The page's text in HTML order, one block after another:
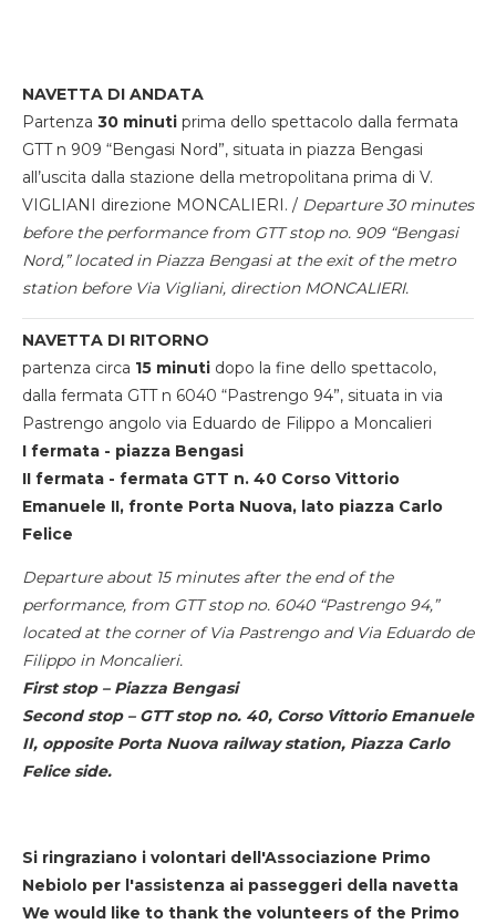
NAVETTA DI ANDATA
Partenza 30 minuti prima dello spettacolo dalla fermata
GTT n 909 “Bengasi Nord”, situata in piazza Bengasi
all’uscita dalla stazione della metropolitana prima di V.
VIGLIANI direzione MONCALIERI. / Departure 30 minutes
before the performance from GTT stop no. 909 “Bengasi
Nord,” located in Piazza Bengasi at the exit of the metro
station before Via Vigliani, direction MONCALIERI.
NAVETTA DI RITORNO
partenza circa 15 minuti dopo la fine dello spettacolo,
dalla fermata GTT n 6040 “Pastrengo 94”, situata in via
Pastrengo angolo via Eduardo de Filippo a Moncalieri
I fermata - piazza Bengasi
II fermata - fermata GTT n. 40 Corso Vittorio
Emanuele II, fronte Porta Nuova, lato piazza Carlo
Felice
Departure about 15 minutes after the end of the
performance, from GTT stop no. 6040 “Pastrengo 94,”
located at the corner of Via Pastrengo and Via Eduardo de
Filippo in Moncalieri.
First stop – Piazza Bengasi
Second stop – GTT stop no. 40, Corso Vittorio Emanuele
II, opposite Porta Nuova railway station, Piazza Carlo
Felice side.
Si ringraziano i volontari dell'Associazione Primo
Nebiolo per l'assistenza ai passeggeri della navetta
We would like to thank the volunteers of the Primo